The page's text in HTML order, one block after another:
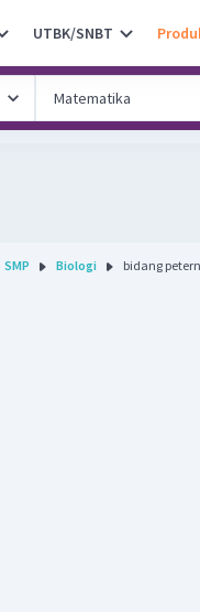
UTBK/SNBT
SMP Biologi bidang